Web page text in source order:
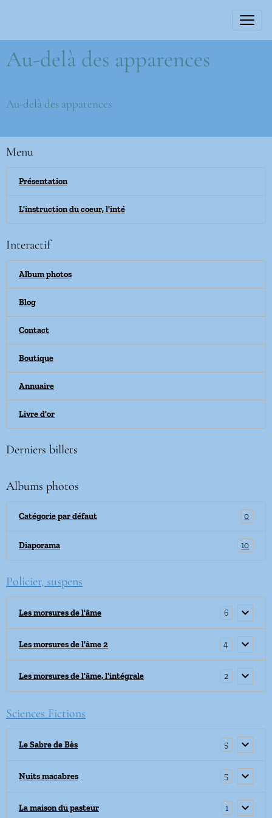
Au-delà des apparences
Au-delà des apparences
Menu
Présentation
L'instruction du coeur, l'inté
Interactif
Album photos
Blog
Contact
Boutique
Annuaire
Livre d'or
Derniers billets
Albums photos
Catégorie par défaut 0
Diaporama 10
Policier, suspens
Les morsures de l'âme 6
Les morsures de l'âme 2 4
Les morsures de l'âme, l'intégrale 2
Sciences Fictions
Le Sabre de Bès 5
Nuits macabres 5
La maison du pasteur 1